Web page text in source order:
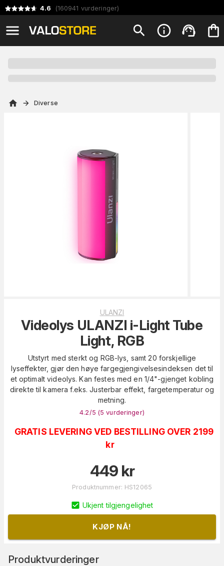
4.6 (160941 vurderinger)
Diverse
ULANZI
Videolys ULANZI i-Light Tube
Light, RGB
Utstyrt med sterkt og RGB-lys, samt 20 forskjellige
lyseffekter, gjør den høye fargegjengivelsesindeksen det til
et optimalt videolys. Kan festes med en 1/4"-gjenget kobling
direkte til kamera f.eks. Justerbar effekt, fargetemperatur og
metning.
4.2 /5 (5 vurderinger)
GRATIS LEVERING VED BESTILLING OVER 2199
kr
449 kr
Produktnummer: HS12065
Ukjent tilgjengelighet
KJØP NÅ!
Produktvurderinger